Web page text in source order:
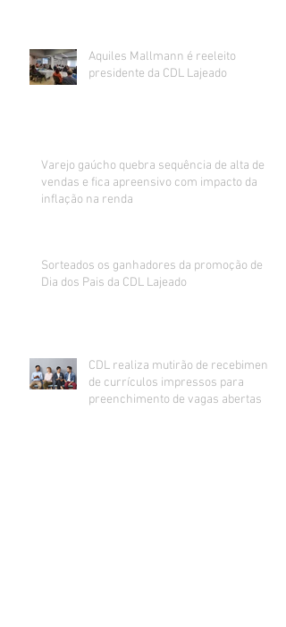
Aquiles Mallmann é reeleito
presidente da CDL Lajeado
Varejo gaúcho quebra sequência de alta de
vendas e fica apreensivo com impacto da
inflação na renda
Sorteados os ganhadores da promoção de
Dia dos Pais da CDL Lajeado
CDL realiza mutirão de recebimento
de currículos impressos para
preenchimento de vagas abertas